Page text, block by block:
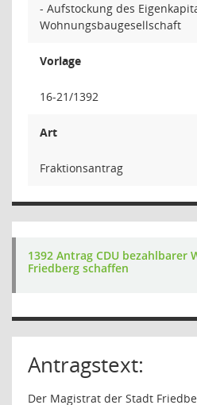
- Aufstockung des
Wohnungsbaugesellschaft
Vorlage
16-21/1392
Art
Fraktionsantrag
1392 Antrag CDU bezahlbarer
Friedberg schaffen
Antragstext:
Der Magistrat der Stadt